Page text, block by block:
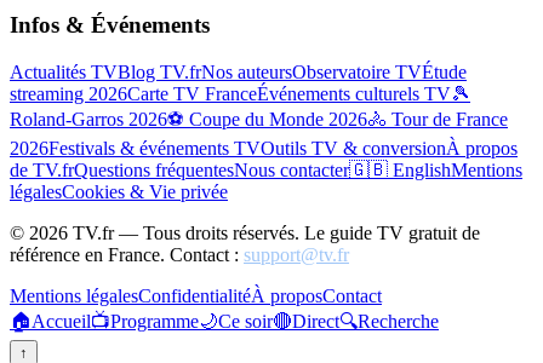
Infos & Événements
Actualités TVBlog TV.frNos auteursObservatoire TVÉtude
streaming 2026Carte TV FranceÉvénements culturels TV🎾
Roland-Garros 2026⚽ Coupe du Monde 2026🚴 Tour de France
2026Festivals & événements TVOutils TV & conversionÀ propos
de TV.frQuestions fréquentesNous contacter🇬🇧 EnglishMentions
légalesCookies & Vie privée
© 2026 TV.fr — Tous droits réservés. Le guide TV gratuit de
référence en France. Contact : support@tv.fr
Mentions légalesConfidentialitéÀ proposContact
🏠Accueil📺Programme🌙Ce soir🔴Direct🔍Recherche
↑